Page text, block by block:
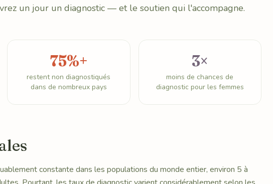
un jour un diagnostic — et le soutien qui l'accompagne.
75%+
restent non diagnostiqués
dans de nombreux pays
3×
moins de chances de
diagnostic pour les femmes
constante dans les populations du monde entier, environ 5 à